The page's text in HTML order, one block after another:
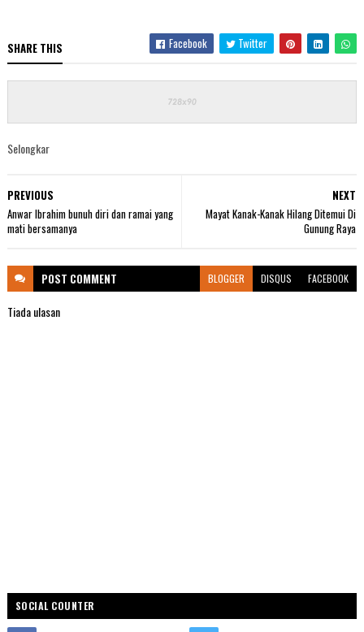
SHARE THIS Facebook Twitter
Selongkar
NEXT
Mayat Kanak-Kanak Hilang Ditemui Di
Gunung Raya
PREVIOUS
Anwar Ibrahim bunuh diri dan ramai yang
mati bersamanya
POST COMMENT BLOGGER DISQUS FACEBOOK
Tiada ulasan
SOCIAL COUNTER